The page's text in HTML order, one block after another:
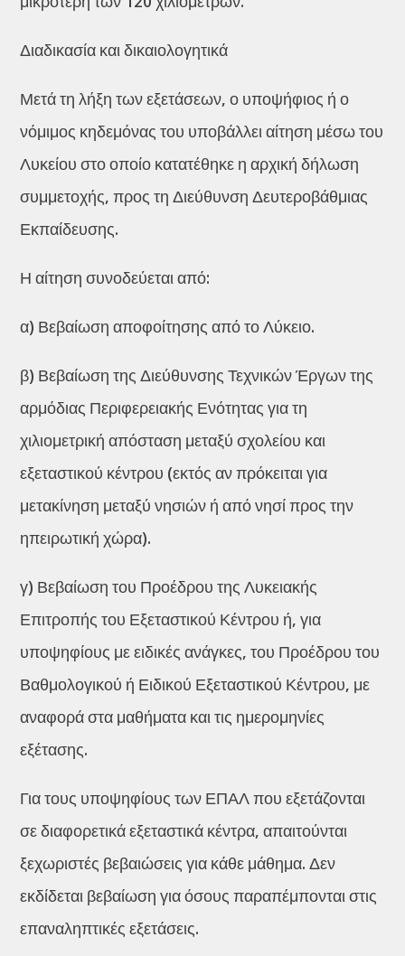
Διαδικασία και δικαιολογητικά
Μετά τη λήξη των εξετάσεων, ο υποψήφιος ή ο
νόμιμος κηδεμόνας του υποβάλλει αίτηση μέσω του
Λυκείου στο οποίο κατατέθηκε η αρχική δήλωση
συμμετοχής, προς τη Διεύθυνση Δευτεροβάθμιας
Εκπαίδευσης.
Η αίτηση συνοδεύεται από:
α) Βεβαίωση αποφοίτησης από το Λύκειο.
β) Βεβαίωση της Διεύθυνσης Τεχνικών Έργων της
αρμόδιας Περιφερειακής Ενότητας για τη
χιλιομετρική απόσταση μεταξύ σχολείου και
εξεταστικού κέντρου (εκτός αν πρόκειται για
μετακίνηση μεταξύ νησιών ή από νησί προς την
ηπειρωτική χώρα).
γ) Βεβαίωση του Προέδρου της Λυκειακής
Επιτροπής του Εξεταστικού Κέντρου ή, για
υποψηφίους με ειδικές ανάγκες, του Προέδρου του
Βαθμολογικού ή Ειδικού Εξεταστικού Κέντρου, με
αναφορά στα μαθήματα και τις ημερομηνίες
εξέτασης.
Για τους υποψηφίους των ΕΠΑΛ που εξετάζονται
σε διαφορετικά εξεταστικά κέντρα, απαιτούνται
ξεχωριστές βεβαιώσεις για κάθε μάθημα. Δεν
εκδίδεται βεβαίωση για όσους παραπέμπονται στις
επαναληπτικές εξετάσεις.